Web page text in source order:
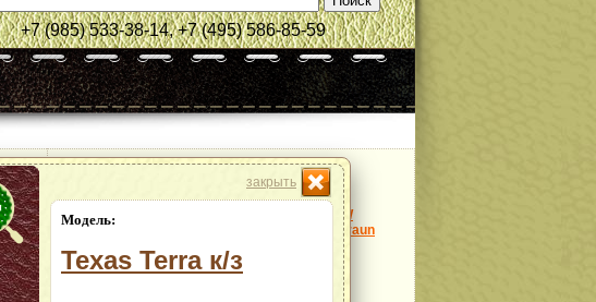
+7 (985) 533-38-14, +7 (495) 586-85-59
Модель:
Nappa BMW
col.Criollobraun
Модель:
Texas Terra к/з
закрыть